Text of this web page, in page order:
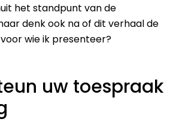
het standpunt van de
denk ook na of dit verhaal de
wie ik presenteer?
uw toespraak